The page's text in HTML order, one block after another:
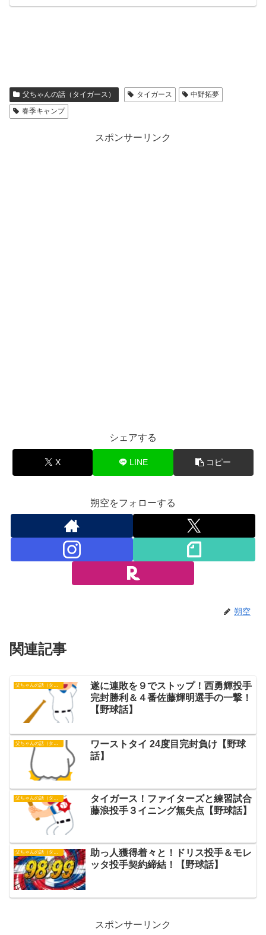
父ちゃんの話（タイガース） タイガース
中野拓夢
春季キャンプ
スポンサーリンク
シェアする
X LINE コピー
朔空をフォローする
朔空
関連記事
父ちゃんの話（タイガース）
遂に連敗を９でストップ！西勇輝投手
完封勝利＆４番佐藤輝明選手の一撃！
【野球話】
父ちゃんの話（タイガース）
ワーストタイ 24度目完封負け【野球
話】
タイガース！ファイターズと練習試合
藤浪投手３イニング無失点【野球話】
父ちゃんの話（タイガース）
助っ人獲得着々と！ドリス投手＆モレ
ッタ投手契約締結！【野球話】
スポンサーリンク